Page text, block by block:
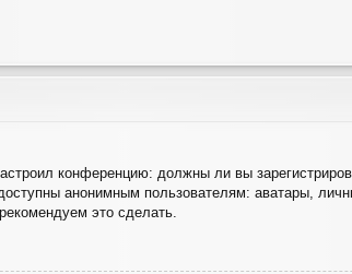
конференцию: должны ли вы
анонимным пользователям: аватары,
это сделать.